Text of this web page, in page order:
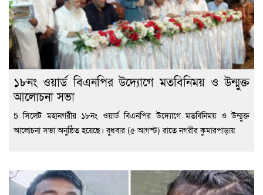
১৮নং ওয়ার্ড বিএনপির উদ্যোগে মতবিনিময় ও উন্মুক্ত
আলোচনা সভা
5 সিলেট মহানগরীর ১৮নং ওয়ার্ড বিএনপির উদ্যোগে মতবিনিময় ও উন্মুক্ত
আলোচনা সভা অনুষ্ঠিত হয়েছে। বুধবার (৫ আগস্ট) রাতে নগরীর কুমারপাড়ায়